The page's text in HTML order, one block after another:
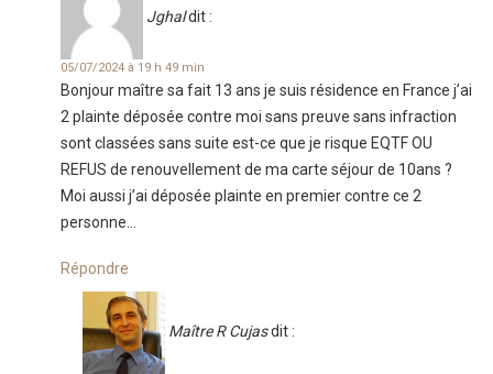
Jghaldit :
05/07/2024 à 19 h 49 min
Bonjour maître sa fait 13 ans je suis résidence en France j’ai
2 plainte déposée contre moi sans preuve sans infraction
sont classées sans suite est-ce que je risque EQTF OU
REFUS de renouvellement de ma carte séjour de 10ans ?
Moi aussi j’ai déposée plainte en premier contre ce 2
personne…
Répondre
Maître R Cujasdit :